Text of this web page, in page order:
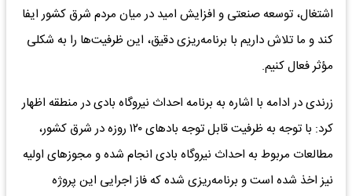
اشتغال، توسعه صنعتی و افزایش امید در میان مردم شرق کشور ایفا
کند و ما تلاش داریم با برنامه‌ریزی دقیق، این ظرفیت‌ها را به شکلی
مؤثر فعال کنیم.
زرندی در ادامه با اشاره به برنامه احداث نیروگاه بادی در منطقه اظهار
کرد: با توجه به ظرفیت قابل توجه بادهای ۱۲۰ روزه در شرق کشور،
مطالعات مربوط به احداث نیروگاه بادی انجام شده و مجوزهای اولیه
نیز اخذ شده است و برنامه‌ریزی شده که فاز اجرایی این پروژه